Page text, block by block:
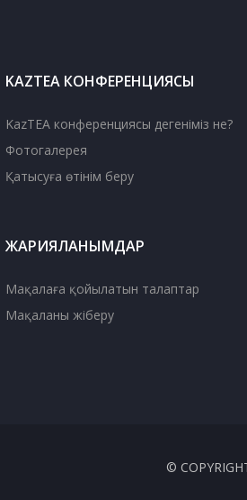
KAZTEA КОНФЕРЕНЦИЯСЫ
KazTEA конференциясы дегеніміз не?
Фотогалерея
Қатысуға өтінім беру
ЖАРИЯЛАНЫМДАР
Мақалаға қойылатын талаптар
Мақаланы жіберу
©